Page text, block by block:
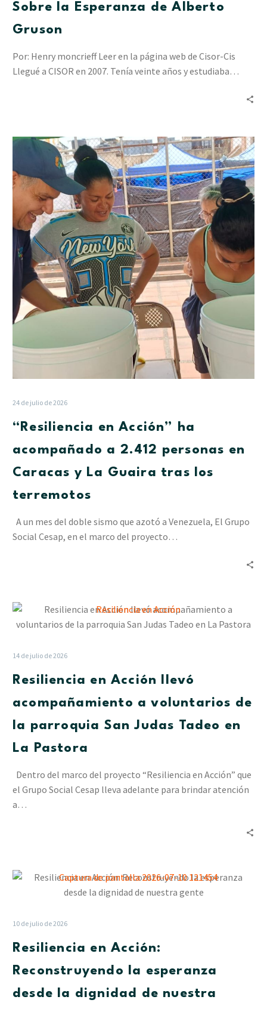
Sobre la Esperanza de Alberto
Gruson
Por: Henry moncrieff Leer en la página web de Cisor-Cis
Llegué a CISOR en 2007. Tenía veinte años y estudiaba…
“Resiliencia
en
Acción”
ha
acompañado
a
2.412
personas
en
Caracas
y
La
Guaira
tras
los
terremotos
24 de julio de 2026
“Resiliencia en Acción” ha
acompañado a 2.412 personas en
Caracas y La Guaira tras los
terremotos
A un mes del doble sismo que azotó a Venezuela, El Grupo
Social Cesap, en el marco del proyecto…
Resiliencia
en
a
voluntarios
la
Judas
Tadeo
14 de julio de 2026
Resiliencia en Acción llevó
acompañamiento a voluntarios de
la parroquia San Judas Tadeo en
La Pastora
Dentro del marco del proyecto “Resiliencia en Acción” que
el Grupo Social Cesap lleva adelante para brindar atención
a…
Resiliencia
en
esperanza
desde
dignidad
10 de julio de 2026
Resiliencia en Acción:
Reconstruyendo la esperanza
desde la dignidad de nuestra